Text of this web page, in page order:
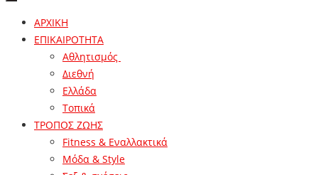
ΑΡΧΙΚΗ
ΕΠΙΚΑΙΡΟΤΗΤΑ
Αθλητισμός
Διεθνή
Ελλάδα
Τοπικά
ΤΡΟΠΟΣ ΖΩΗΣ
Fitness & Εναλλακτικά
Μόδα & Style